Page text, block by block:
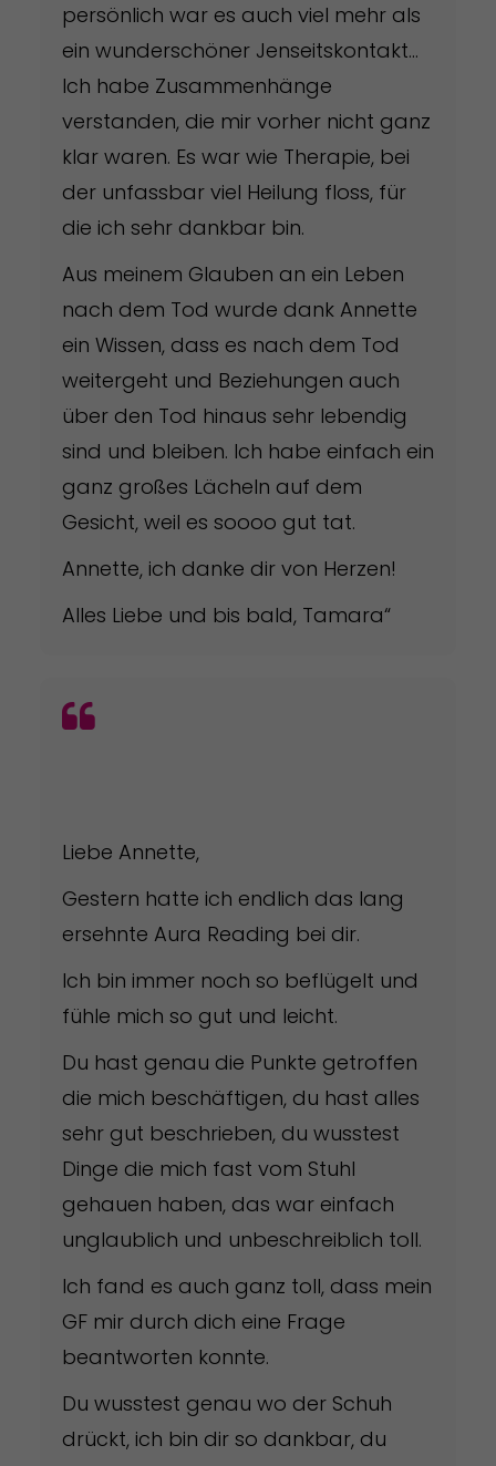
persönlich war es auch viel mehr als
ein wunderschöner Jenseitskontakt…
Ich habe Zusammenhänge
verstanden, die mir vorher nicht ganz
klar waren. Es war wie Therapie, bei
der unfassbar viel Heilung floss, für
die ich sehr dankbar bin.
Aus meinem Glauben an ein Leben
nach dem Tod wurde dank Annette
ein Wissen, dass es nach dem Tod
weitergeht und Beziehungen auch
über den Tod hinaus sehr lebendig
sind und bleiben. Ich habe einfach ein
ganz großes Lächeln auf dem
Gesicht, weil es soooo gut tat.
Annette, ich danke dir von Herzen!
Alles Liebe und bis bald, Tamara“
Liebe Annette,
Gestern hatte ich endlich das lang
ersehnte Aura Reading bei dir.
Ich bin immer noch so beflügelt und
fühle mich so gut und leicht.
Du hast genau die Punkte getroffen
die mich beschäftigen, du hast alles
sehr gut beschrieben, du wusstest
Dinge die mich fast vom Stuhl
gehauen haben, das war einfach
unglaublich und unbeschreiblich toll.
Ich fand es auch ganz toll, dass mein
GF mir durch dich eine Frage
beantworten konnte.
Du wusstest genau wo der Schuh
drückt, ich bin dir so dankbar, du